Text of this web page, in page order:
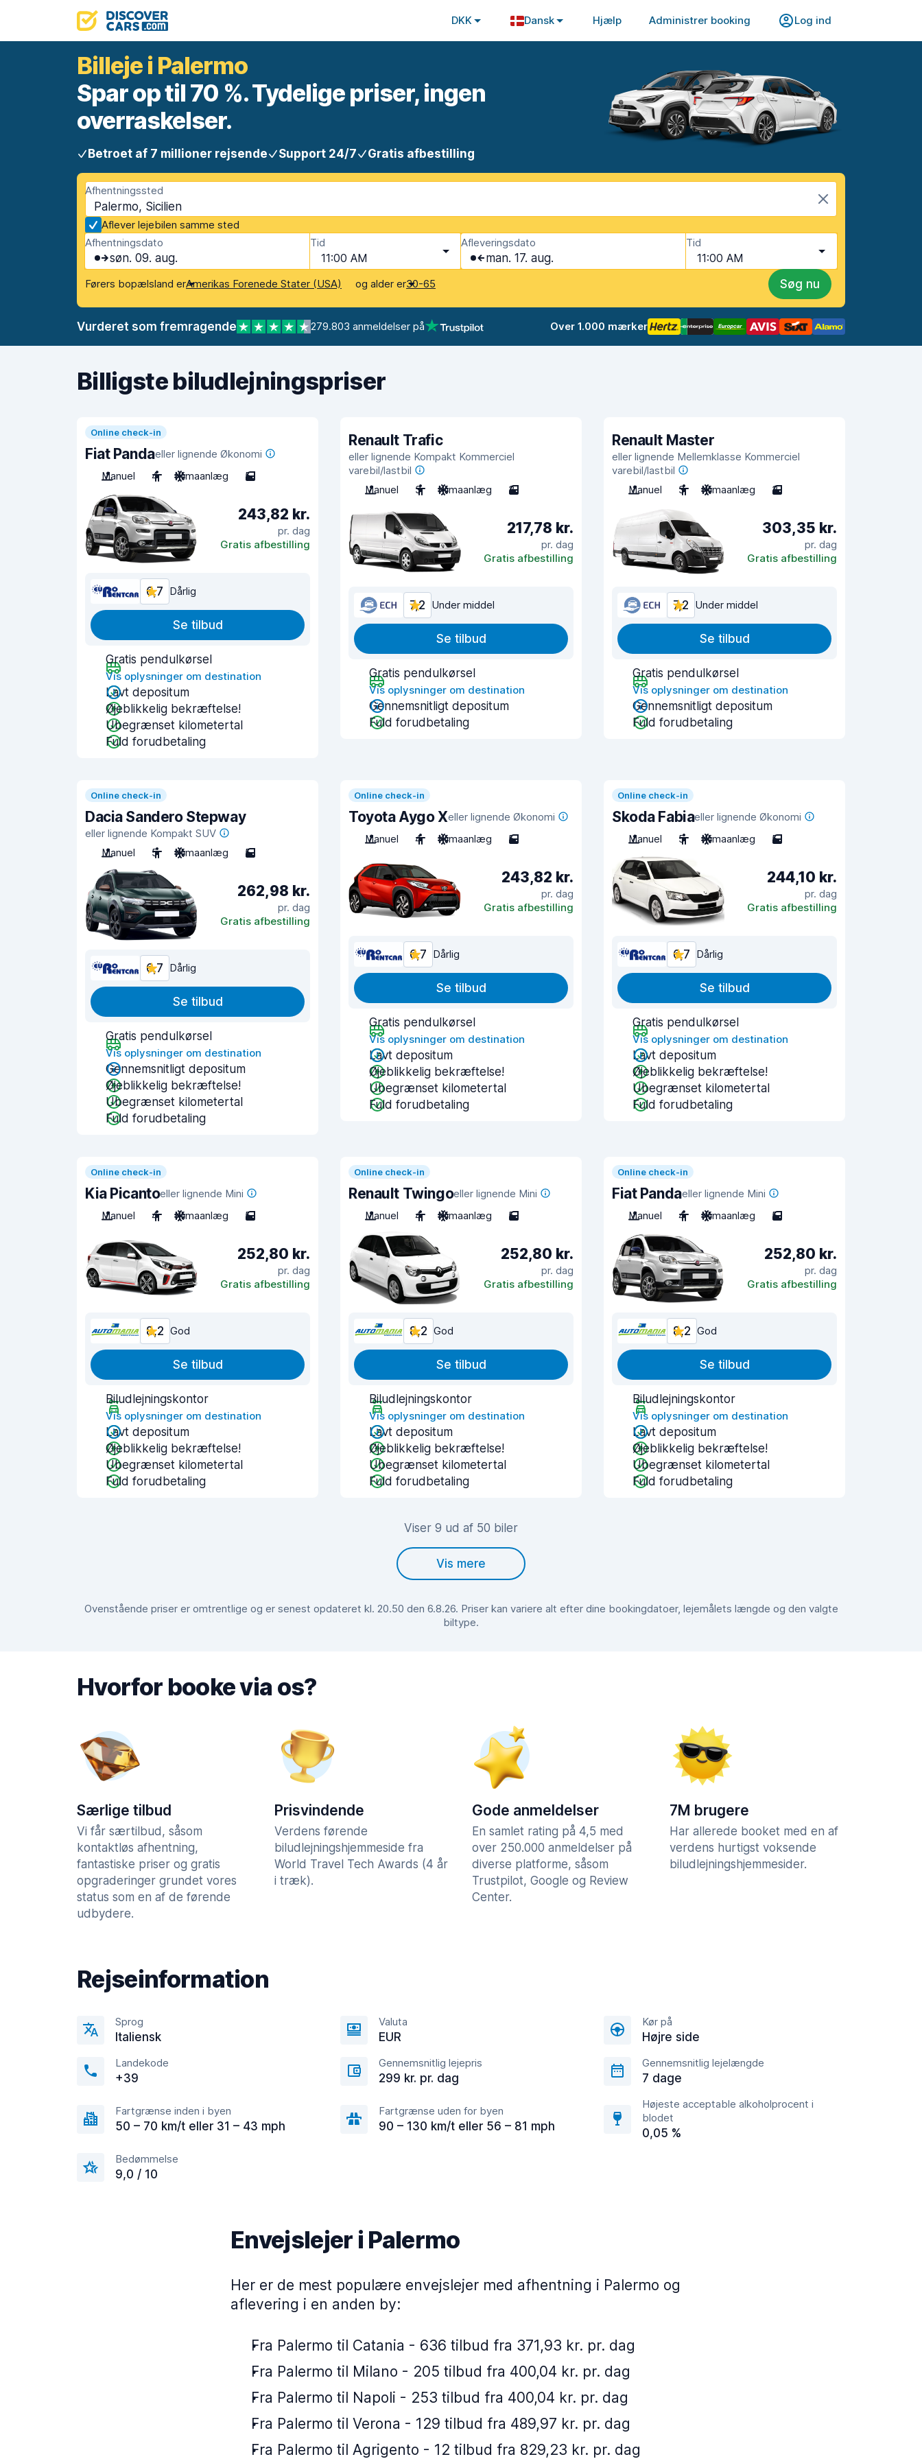
DKK Dansk Hjælp Administrer booking Log ind
Billeje i Palermo
Spar op til 70 %. Tydelige priser, ingen
overraskelser.
Betroet af 7 millioner rejsende Support 24/7 Gratis afbestilling
Afhentningssted
Palermo, Sicilien
Aflever lejebilen samme sted
Afhentningsdato
søn. 09. aug.
Tid
11:00 AM
Afleveringsdato
man. 17. aug.
Tid
11:00 AM
Førers bopælsland erAmerikas Forenede Stater (USA) og alder er30-65 Søg nu
Vurderet som fremragende 279.803 anmeldelser på Over 1.000 mærker
Billigste biludlejningspriser
Online check-in
Fiat Pandaeller lignende Økonomi
Manuel
4 Klimaanlæg 5
243,82 kr.
pr. dag
Gratis afbestilling
6,7 Dårlig
Se tilbud
Gratis pendulkørsel
Vis oplysninger om destination
Lavt depositum
Øjeblikkelig bekræftelse!
Ubegrænset kilometertal
Fuld forudbetaling
Renault Trafic
eller lignende Kompakt Kommerciel
varebil/lastbil
Manuel
3 Klimaanlæg 3
217,78 kr.
pr. dag
Gratis afbestilling
7,2 Under middel
Se tilbud
Gratis pendulkørsel
Vis oplysninger om destination
Gennemsnitligt depositum
Fuld forudbetaling
Renault Master
eller lignende Mellemklasse Kommerciel
varebil/lastbil
Manuel
3 Klimaanlæg 3
303,35 kr.
pr. dag
Gratis afbestilling
7,2 Under middel
Se tilbud
Gratis pendulkørsel
Vis oplysninger om destination
Gennemsnitligt depositum
Fuld forudbetaling
Online check-in
Dacia Sandero Stepway
eller lignende Kompakt SUV
Manuel
5 Klimaanlæg 5
262,98 kr.
pr. dag
Gratis afbestilling
6,7 Dårlig
Se tilbud
Gratis pendulkørsel
Vis oplysninger om destination
Gennemsnitligt depositum
Øjeblikkelig bekræftelse!
Ubegrænset kilometertal
Fuld forudbetaling
Online check-in
Toyota Aygo Xeller lignende Økonomi
Manuel
4 Klimaanlæg 5
243,82 kr.
pr. dag
Gratis afbestilling
6,7 Dårlig
Se tilbud
Gratis pendulkørsel
Vis oplysninger om destination
Lavt depositum
Øjeblikkelig bekræftelse!
Ubegrænset kilometertal
Fuld forudbetaling
Online check-in
Skoda Fabiaeller lignende Økonomi
Manuel
5 Klimaanlæg 5
244,10 kr.
pr. dag
Gratis afbestilling
6,7 Dårlig
Se tilbud
Gratis pendulkørsel
Vis oplysninger om destination
Lavt depositum
Øjeblikkelig bekræftelse!
Ubegrænset kilometertal
Fuld forudbetaling
Online check-in
Kia Picantoeller lignende Mini
Manuel
4 Klimaanlæg 5
252,80 kr.
pr. dag
Gratis afbestilling
8,2 God
Se tilbud
Biludlejningskontor
Vis oplysninger om destination
Lavt depositum
Øjeblikkelig bekræftelse!
Ubegrænset kilometertal
Fuld forudbetaling
Online check-in
Renault Twingoeller lignende Mini
Manuel
4 Klimaanlæg 5
252,80 kr.
pr. dag
Gratis afbestilling
8,2 God
Se tilbud
Biludlejningskontor
Vis oplysninger om destination
Lavt depositum
Øjeblikkelig bekræftelse!
Ubegrænset kilometertal
Fuld forudbetaling
Online check-in
Fiat Pandaeller lignende Mini
Manuel
4 Klimaanlæg 5
252,80 kr.
pr. dag
Gratis afbestilling
8,2 God
Se tilbud
Biludlejningskontor
Vis oplysninger om destination
Lavt depositum
Øjeblikkelig bekræftelse!
Ubegrænset kilometertal
Fuld forudbetaling
Viser 9 ud af 50 biler
Vis mere
Ovenstående priser er omtrentlige og er senest opdateret kl. 20.50 den 6.8.26. Priser kan variere alt efter dine bookingdatoer, lejemålets længde og den valgte
biltype.
Hvorfor booke via os?
Særlige tilbud
Vi får særtilbud, såsom
kontaktløs afhentning,
fantastiske priser og gratis
opgraderinger grundet vores
status som en af de førende
udbydere.
Prisvindende
Verdens førende
biludlejningshjemmeside fra
World Travel Tech Awards (4 år
i træk).
Gode anmeldelser
En samlet rating på 4,5 med
over 250.000 anmeldelser på
diverse platforme, såsom
Trustpilot, Google og Review
Center.
7M brugere
Har allerede booket med en af
verdens hurtigst voksende
biludlejningshjemmesider.
Rejseinformation
Sprog
Italiensk
Valuta
EUR
Kør på
Højre side
Landekode
+39
Gennemsnitlig lejepris
299 kr. pr. dag
Gennemsnitlig lejelængde
7 dage
Fartgrænse inden i byen
50 – 70 km/t eller 31 – 43 mph
Fartgrænse uden for byen
90 – 130 km/t eller 56 – 81 mph
Højeste acceptable alkoholprocent i
blodet
0,05 %
Bedømmelse
9,0 / 10
Envejslejer i Palermo
Her er de mest populære envejslejer med afhentning i Palermo og
aflevering i en anden by:
Fra Palermo til Catania - 636 tilbud fra 371,93 kr. pr. dag
Fra Palermo til Milano - 205 tilbud fra 400,04 kr. pr. dag
Fra Palermo til Napoli - 253 tilbud fra 400,04 kr. pr. dag
Fra Palermo til Verona - 129 tilbud fra 489,97 kr. pr. dag
Fra Palermo til Agrigento - 12 tilbud fra 829,23 kr. pr. dag